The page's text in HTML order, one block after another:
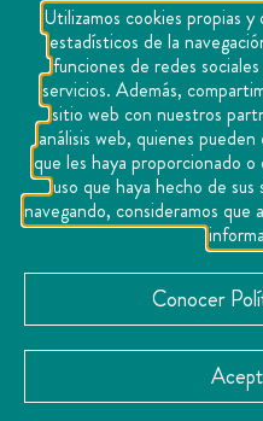
Copyright
Aviso
Utilizamos cookies propias
estadísticos de la
funciones de redes
servicios. Además,
sitio web con nuestros
análisis web, quienes
que les haya proporcionado
uso que haya hecho de
navegando, consideramos que
Conocer